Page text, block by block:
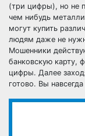
(три цифры), но не
чем нибудь
могут купить
людям даже не
Мошенники
банковскую карту,
цифры. Далее
готово. Вы